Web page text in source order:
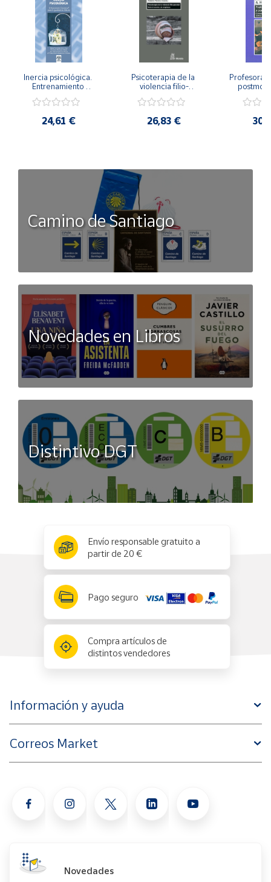
Inercia psicológica.
Entrenamiento
Igualdad de Género.
24,61 €
Psicoterapia de la
violencia filio-
secreto y la
26,83 €
Camino de Santiago
Novedades en Libros
Distintivo DGT
Envío responsable gratuito a
partir de 20 €
Pago seguro
Compra artículos de
distintos vendedores
Información y ayuda
Correos Market
Novedades